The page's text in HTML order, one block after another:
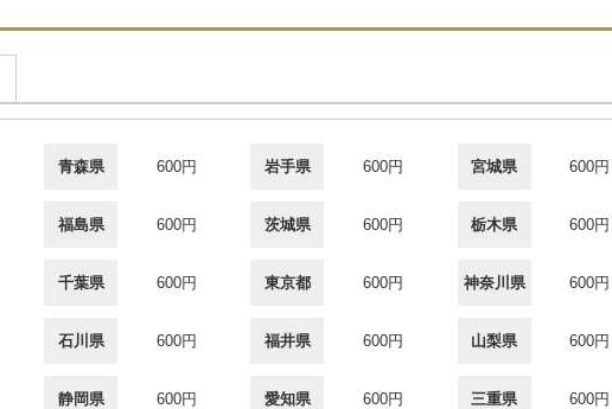
青森県 600円 岩手県 600円 宮城県 600円
福島県 600円 茨城県 600円 栃木県 600円
千葉県 600円 東京都 600円 神奈川県 600円
石川県 600円 福井県 600円 山梨県 600円
静岡県 600円 愛知県 600円 三重県 600円